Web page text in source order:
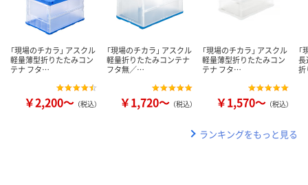
「現場のチカラ」 アスクル
軽量薄型折りたたみコン
テナ フタ…
￥2,200～ （税込）
「現場のチカラ」 アスクル
軽量折りたたみコンテナ
フタ無／…
￥1,720～ （税込）
「現場のチカラ」 アスクル
軽量薄型折りたたみコン
テナ フタ…
￥1,570～ （税込）
長
ランキングをもっと見る